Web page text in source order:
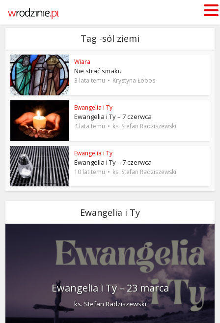
Tag -sól ziemi
Wiara
Nie strać smaku
3 lata temu Krystyna Łobos
Ewangelia i Ty
Ewangelia i Ty – 7 czerwca
4 lata temu ks. Stefan Radziszewski
Ewangelia i Ty
Ewangelia i Ty – 7 czerwca
10 lat temu ks. Stefan Radziszewski
Ewangelia i Ty
Ewangelia i Ty – 23 marca
ks. Stefan Radziszewski